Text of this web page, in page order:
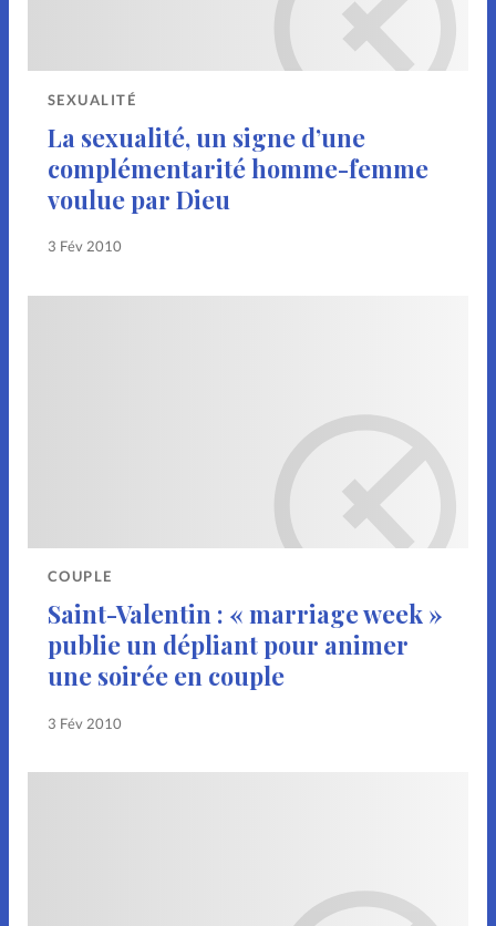
People
Relations
Science
Sentiments
Sexualité
Sondage
Sport
Boutique
À propos
Contact
SEXUALITÉ
La sexualité, un signe d’une
complémentarité homme-femme
voulue par Dieu
3 Fév 2010
COUPLE
Saint-Valentin : « marriage week »
publie un dépliant pour animer
une soirée en couple
3 Fév 2010